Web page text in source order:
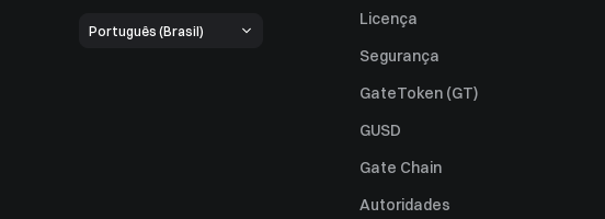
Português (Brasil)
Licença
Segurança
GateToken (GT)
GUSD
Gate Chain
Autoridades